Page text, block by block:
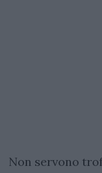
Non servono